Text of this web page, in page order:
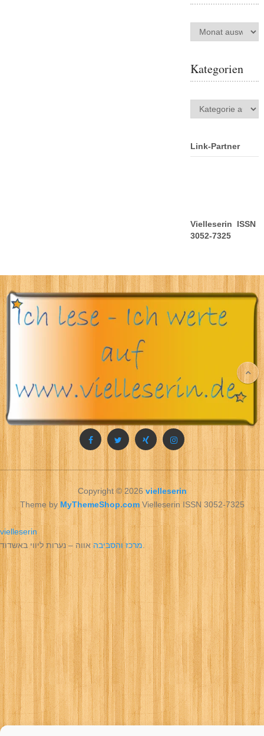
Archiv
Kategorien
Kategorien
Link-Partner
Vielleserin ISSN
3052-7325
Copyright © 2026vielleserin
Theme by MyThemeShop.comVielleserin ISSN 3052-7325
vielleserin
מרכז והסביבהאווה – נערות ליווי באשדוד.